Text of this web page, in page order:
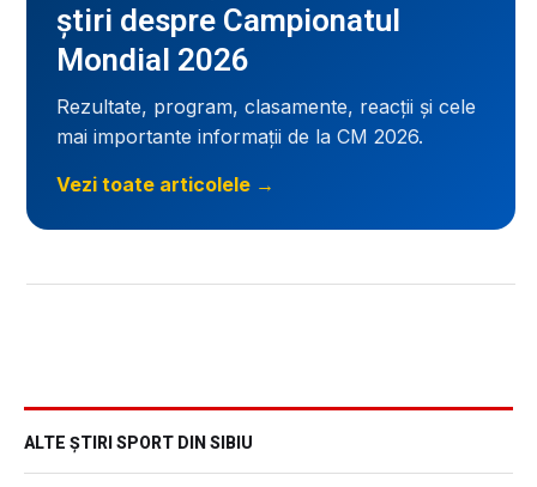
știri despre Campionatul
Mondial 2026
Rezultate, program, clasamente, reacții și cele
mai importante informații de la CM 2026.
Vezi toate articolele →
ALTE ȘTIRI SPORT DIN SIBIU